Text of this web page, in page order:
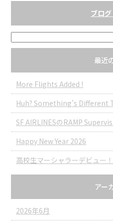
ブロ
最近
More Flights Added !
Huh? Something’s Different
SF AIRLINESのRAMP
Happy New Year 2026
高校生マーシャラーデビュー！
アー
2026年6月